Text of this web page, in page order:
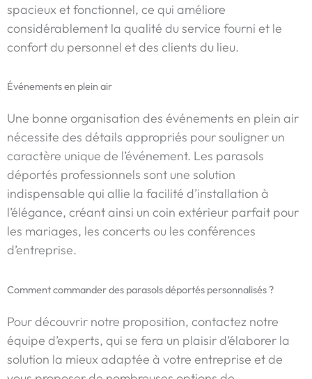
spacieux et fonctionnel, ce qui améliore
considérablement la qualité du service fourni et le
confort du personnel et des clients du lieu.
Événements en plein air
Une bonne organisation des événements en plein air
nécessite des détails appropriés pour souligner un
caractère unique de l’événement. Les parasols
déportés professionnels sont une solution
indispensable qui allie la facilité d’installation à
l’élégance, créant ainsi un coin extérieur parfait pour
les mariages, les concerts ou les conférences
d’entreprise.
Comment commander des parasols déportés personnalisés ?
Pour découvrir notre proposition, contactez notre
équipe d’experts, qui se fera un plaisir d’élaborer la
solution la mieux adaptée à votre entreprise et de